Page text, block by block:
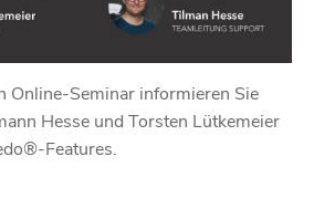
Online-Seminar informieren Sie
Hesse und Torsten Lütkemeier
Features.